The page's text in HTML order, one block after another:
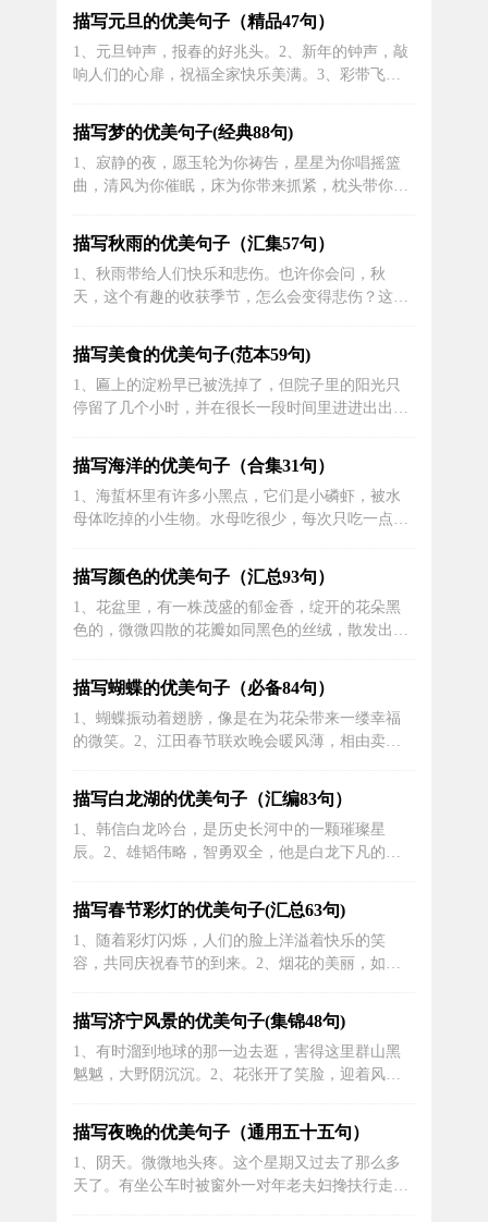
岸。3、星光熠熠，让人激起对未知未来的无限幻
想。4、在这片广阔的星空中，仿佛所有事物都无
比纯净而又美丽，让人沉浸在一种纯粹的美好中。
5、熠熠生辉的星空，让人感觉仿佛被璀璨...
描写元旦的优美句子（精品47句）
1、元旦钟声，报春的好兆头。2、新年的钟声，敲
响人们的心扉，祝福全家快乐美满。3、彩带飞
在喜庆的气氛之中。4、新年钟声响起，祝你和你
的家人，幸福快乐，万事顺意。5、在元旦的时
候，人们会邀请朋友和亲戚来自己的家庭进行一顿
美餐。6、优秀的歌手们用激情四溢的歌声...
描写梦的优美句子(经典88句)
1、寂静的夜，愿玉轮为你祷告，星星为你唱摇篮
曲，清风为你催眠，床为你带来抓紧，枕头带你进
时代，我的梦想像一丝清风，给我勇气面对生活的
挑战。3、青春是少年梦的时光机，带我们穿越时
空，实现内心的渴望。4、梦里的书香气息让我沉
浸其中，享受知识带来的无限快乐，触摸...
描写秋雨的优美句子（汇集57句）
1、秋雨带给人们快乐和悲伤。也许你会问，秋
天，这个有趣的收获季节，怎么会变得悲伤？这是
浪的游客不会感到悲伤吗？从树上留下的这些黄叶
中，我想起了那些离开家乡的游客，当我不能和家
人聚在一起或者一起吃圆月饼时，我感到多么悲伤
和不舒服啊!一切都在秋天的脚步中慢慢开...
描写美食的优美句子(范本59句)
1、匾上的淀粉早已被洗掉了，但院子里的阳光只
停留了几个小时，并在很长一段时间里进进出出。
从瓦房的裂缝里漏出来的光柱，一根一根地堆在泥
地里。萝卜切成条状，像银鱼一样在湖面上闪闪发
光。2、粤菜由三种地方风味组成：广州菜、潮州
菜和东江菜。广州菜包括珠江三角洲和肇...
描写海洋的优美句子（合集31句）
1、海蜇杯里有许多小黑点，它们是小磷虾，被水
母体吃掉的小生物。水母吃很少，每次只吃一点，
通过口腔吸入，每当这个时候，总是会摆动触须，
仿佛在吃美味的食物来庆祝！2、摇摇欲坠摇摇：
摇动，摇晃；坠：落下。形容十分危险，很快就要
掉下来，见其色昏暗，摇摇欲坠。”3、...
描写颜色的优美句子（汇总93句）
1、花盆里，有一株茂盛的郁金香，绽开的花朵黑
色的，微微四散的花瓣如同黑色的丝绒，散发出阵
满希望的季节。3、傍晚时分，天空的颜色由明亮
的蓝色渐渐转变为深沉的紫色。4、颜色是通过
眼、脑和我们的生活经验所产生的对光的视觉感
受，我们肉眼所见到的光线，是由频率范围很...
描写蝴蝶的优美句子（必备84句）
1、蝴蝶振动着翅膀，像是在为花朵带来一缕幸福
的微笑。2、江田春节联欢晚会暖风薄，相由卖花
轻柔的微风吹过，蝴蝶翩翩飞舞，宛如一道闪烁的
流光，令人陶醉其中。5、比畸形蝴蝶好看一点的
是阴阳蝴蝶，它左边是银色的，右边是蓝色的，所
以叫阴阳蝴蝶。6、纤细美丽的身躯，...
描写白龙湖的优美句子（汇编83句）
1、韩信白龙吟台，是历史长河中的一颗璀璨星
辰。2、雄韬伟略，智勇双全，他是白龙下凡的化
怀希望，无惧前方的困难与挑战。4、白龙吟台词
道破了他战场上的绝世智谋。5、白龙马带着梦想
飞翔，他的歌词激励着每个人，告诉他们勇敢追逐
内心的向往。6、韩信的白龙吟唱响在山河...
描写春节彩灯的优美句子(汇总63句)
1、随着彩灯闪烁，人们的脸上洋溢着快乐的笑
容，共同庆祝春节的到来。2、烟花的美丽，如同
等春节的美食让人食指大动。4、爆竹声中，传达
着人们无穷的喜悦和祥和。5、烟花的美丽，魅惑
着人们，让人无法抗拒它的诱惑。6、彩灯在夜幕
下跳跃着，献上了对新年的祝福，给人们带...
描写济宁风景的优美句子(集锦48句)
1、有时溜到地球的那一边去逛，害得这里群山黑
魆魆，大野阴沉沉。2、花张开了笑脸，迎着风在
还是客居于此的外地人，无不倾服于重庆这座格调
之都，性感之都，魅力之都。4、故乡情，思乡
愁。5、中国大陆山东省济宁市鱼台县宁母亭街的
邮政编码是…6、我爱卢沟桥，不仅是因为...
描写夜晚的优美句子（通用五十五句）
1、阴天。微微地头疼。这个星期又过去了那么多
天了。有坐公车时被窗外一对年老夫妇搀扶行走时